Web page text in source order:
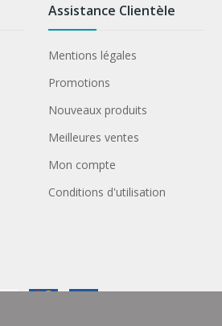
Assistance Clientèle
Mentions légales
Promotions
Nouveaux produits
Meilleures ventes
Mon compte
Conditions d'utilisation